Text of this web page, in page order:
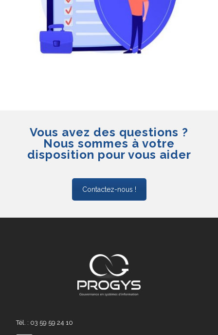
Vous avez des questions ?
Nous sommes à votre
disposition pour vous aider
Contactez-nous !
Tél. : 03 59 59 24 10